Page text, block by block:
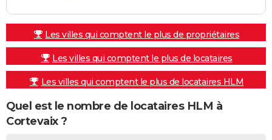
Les villes qui comptent le plus de propriétaires
Les villes qui comptent le plus de locataires
Les villes qui comptent le plus de locataires HLM
Quel est le nombre de locataires HLM à
Cortevaix ?